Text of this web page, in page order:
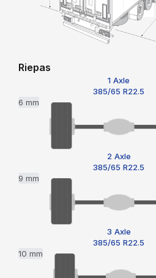
Riepas
1 Axle
385/65 R22.5
6 mm
2 Axle
385/65 R22.5
9 mm
3 Axle
385/65 R22.5
10 mm